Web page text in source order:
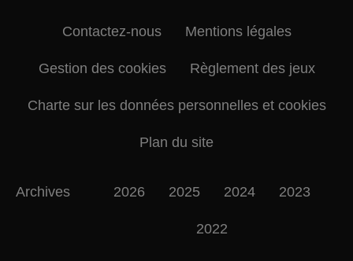
Contactez-nous Mentions légales
Gestion des cookies Règlement des jeux
Charte sur les données personnelles et cookies
Plan du site
Archives 2026 2025 2024 2023
2022